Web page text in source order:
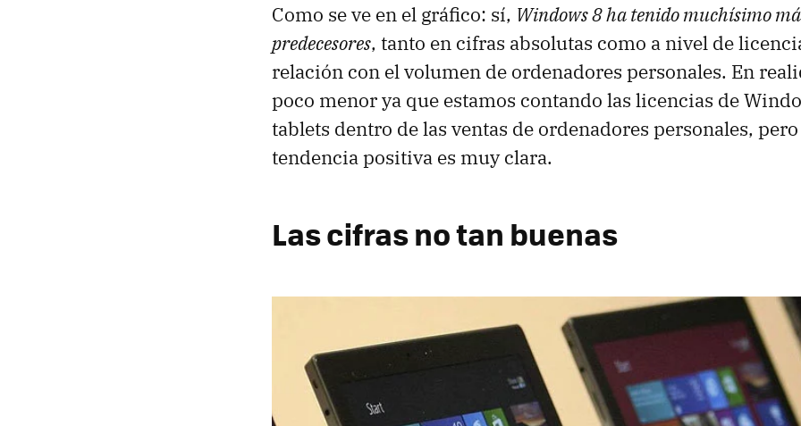
Como se ve en el gráfico: sí, Windows 8 ha tenido muchísimo
predecesores, tanto en cifras absolutas como a nivel de
relación con el volumen de ordenadores personales. En
poco menor ya que estamos contando las licencias de
tablets dentro de las ventas de ordenadores personales,
tendencia positiva es muy clara.
Las cifras no tan buenas